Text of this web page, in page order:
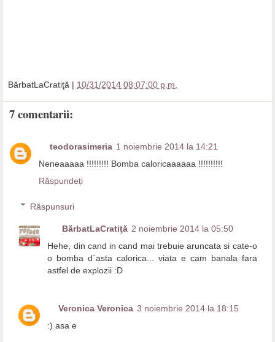
BărbatLaCratiţă | 10/31/2014 08:07:00 p.m.
7 comentarii:
teodorasimeria 1 noiembrie 2014 la 14:21
Neneaaaaa !!!!!!!!! Bomba caloricaaaaaa !!!!!!!!!!
Răspundeți
Răspunsuri
BărbatLaCratiţă 2 noiembrie 2014 la 05:50
Hehe, din cand in cand mai trebuie aruncata si cate-o
o bomba d`asta calorica... viata e cam banala fara
astfel de explozii :D
Veronica Veronica 3 noiembrie 2014 la 18:15
:) asa e